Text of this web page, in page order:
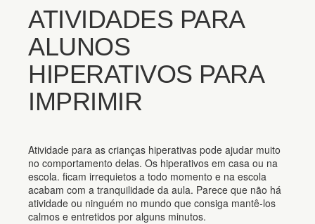
ATIVIDADES PARA
ALUNOS
HIPERATIVOS PARA
IMPRIMIR
Atividade para as crianças hiperativas pode ajudar muito
no comportamento delas. Os hiperativos em casa ou na
escola. ficam irrequietos a todo momento e na escola
acabam com a tranquilidade da aula. Parece que não há
atividade ou ninguém no mundo que consiga mantê-los
calmos e entretidos por alguns minutos.